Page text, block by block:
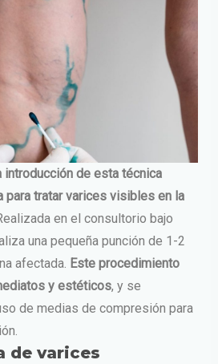
introducción de esta técnica
para tratar varices visibles en la
en el consultorio bajo
una pequeña punción de 1-2
afectada. Este procedimiento
y estéticos, y se
de medias de compresión para
de varices